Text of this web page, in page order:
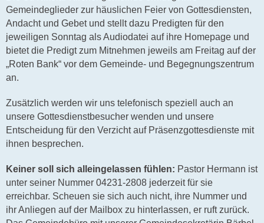
Gemeindeglieder zur häuslichen Feier von Gottesdiensten,
Andacht und Gebet und stellt dazu Predigten für den
jeweiligen Sonntag als Audiodatei auf ihre Homepage und
bietet die Predigt zum Mitnehmen jeweils am Freitag auf der
„Roten Bank“ vor dem Gemeinde- und Begegnungszentrum
an.
Zusätzlich werden wir uns telefonisch speziell auch an
unsere Gottesdienstbesucher wenden und unsere
Entscheidung für den Verzicht auf Präsenzgottesdienste mit
ihnen besprechen.
Keiner soll sich alleingelassen fühlen: Pastor Hermann ist
unter seiner Nummer 04231-2808 jederzeit für sie
erreichbar. Scheuen sie sich auch nicht, ihre Nummer und
ihr Anliegen auf der Mailbox zu hinterlassen, er ruft zurück.